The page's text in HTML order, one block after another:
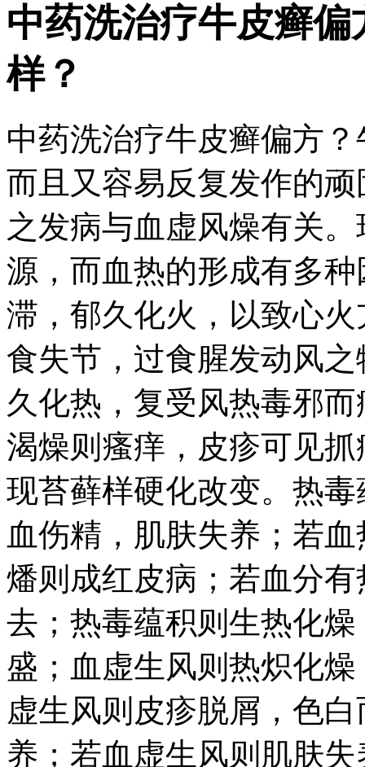
中药洗治疗牛皮癣
样？
中药洗治疗牛皮癣偏方
而且又容易反复发作的
之发病与血虚风燥有关
源，而血热的形成有多
滞，郁久化火，以致心
食失节，过食腥发动风
久化热，复受风热毒邪
渴燥则瘙痒，皮疹可见
现苔藓样硬化改变。热
血伤精，肌肤失养；若
燔则成红皮病；若血分
去；热毒蕴积则生热化
盛；血虚生风则热炽化
虚生风则皮疹脱屑，色
养；若血虚生风则肌肤